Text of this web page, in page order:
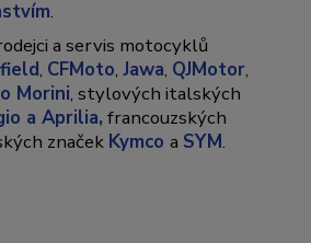
.
a servis motocyklů
, CFMoto,Jawa, QJMotor,
Morini, stylových italských
a Aprilia, francouzských
značek Kymcoa SYM.